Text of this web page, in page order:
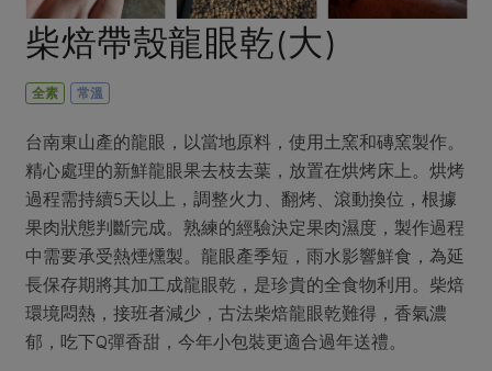
美妝保養 個人清潔
家庭清潔 織品
日用品
最新產品
優惠專區
素食專區
樂齡友善
主題食譜
養身食補
節慶大餐
高麗菜海鮮煎餅
2024農業發展計畫年度報告
更多議題活動
傳到心坎裡，誠心又澎派
生活者e週報
綠主張月刊
典藏閱覽室
社務專區
選舉專區
最新消息
媒體報導
下載專區
地區活動
社務會議 地區活動
柴焙帶殼龍眼乾(大)
全素 常溫
台南東山產的龍眼，以當地原料，使用土窯和磚窯製作。
精心處理的新鮮龍眼果去枝去葉，放置在烘烤床上。烘烤
過程需持續5天以上，調整火力、翻烤、滾動換位，根據
果肉狀態判斷完成。熟練的經驗決定果肉濕度，製作過程
中需要承受熱煙燻製。龍眼產季短，雨水影響鮮食，為延
長保存期將其加工成龍眼乾，是珍貴的全食物利用。柴焙
環境悶熱，接班者減少，古法柴焙龍眼乾難得，香氣濃
郁，吃下Q彈香甜，今年小包裝更適合過年送禮。